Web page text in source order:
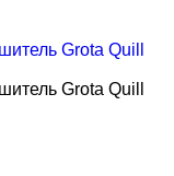
Grota Quill
Grota Quill